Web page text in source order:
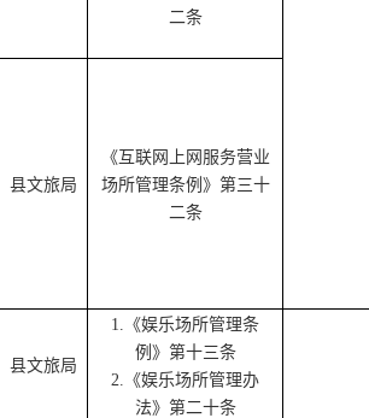
二条
县文旅局
《互联网上网服务营业
场所管理条例》第三十
二条
县文旅局
1. 《娱乐场所管理条
例》第十三条
2. 《娱乐场所管理办
法》第二十条